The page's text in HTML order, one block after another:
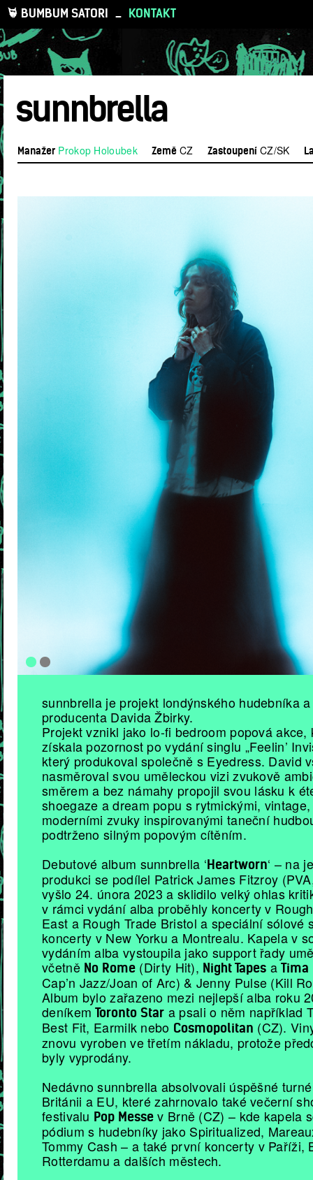
BUMBUM SATORI _ KONTAKT
sunnbrella
Manažer Prokop Holoubek ZeměCZ ZastoupeníCZ/SK
sunnbrella je projekt londýnského hudebníka a
producenta Davida Žbirky.
Projekt vznikl jako lo-fi bedroom popová akce,
získala pozornost po vydání singlu „Feelin’
který produkoval společně s Eyedress. David
nasměroval svou uměleckou vizi zvukově
směrem a bez námahy propojil svou lásku k
shoegaze a dream popu s rytmickými,
moderními zvuky inspirovanými taneční
podtrženo silným popovým cítěním.
Debutové album sunnbrella ‘Heartworn‘ – na
produkci se podílel Patrick James Fitzroy
vyšlo 24. února 2023 a sklidilo velký ohlas
v rámci vydání alba proběhly koncerty v
East a Rough Trade Bristol a speciální sólové
koncerty v New Yorku a Montrealu. Kapela v
vydáním alba vystoupila jako support řady
včetně No Rome (Dirty Hit), Night Tapes a
Cap’n Jazz/Joan of Arc) & Jenny Pulse (Kill
Album bylo zařazeno mezi nejlepší alba roku
deníkemToronto Star a psali o něm například
Best Fit, Earmilk nebo Cosmopolitan (CZ).
znovu vyroben ve třetím nákladu, protože
byly vyprodány.
Nedávno sunnbrella absolvovali úspěšné
Británii a EU, které zahrnovalo také večerní
festivalu Pop Messe v Brně (CZ) – kde kapela
pódium s hudebníky jako Spiritualized,
Tommy Cash – a také první koncerty v Paříži,
Rotterdamu a dalších městech.